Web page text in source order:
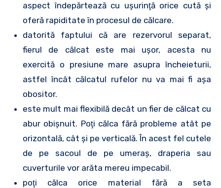
aspect îndepărtează cu uşurinţă orice cută şi
oferă rapiditate în procesul de călcare.
datorită faptului că are rezervorul separat,
fierul de călcat este mai uşor, acesta nu
exercită o presiune mare asupra încheieturii,
astfel încât călcatul rufelor nu va mai fi aşa
obositor.
este mult mai flexibilă decât un fier de călcat cu
abur obişnuit. Poţi călca fără probleme atât pe
orizontală, cât şi pe verticală. În acest fel cutele
de pe sacoul de pe umeraş, draperia sau
cuverturile vor arăta mereu impecabil.
poţi călca orice material fără a seta